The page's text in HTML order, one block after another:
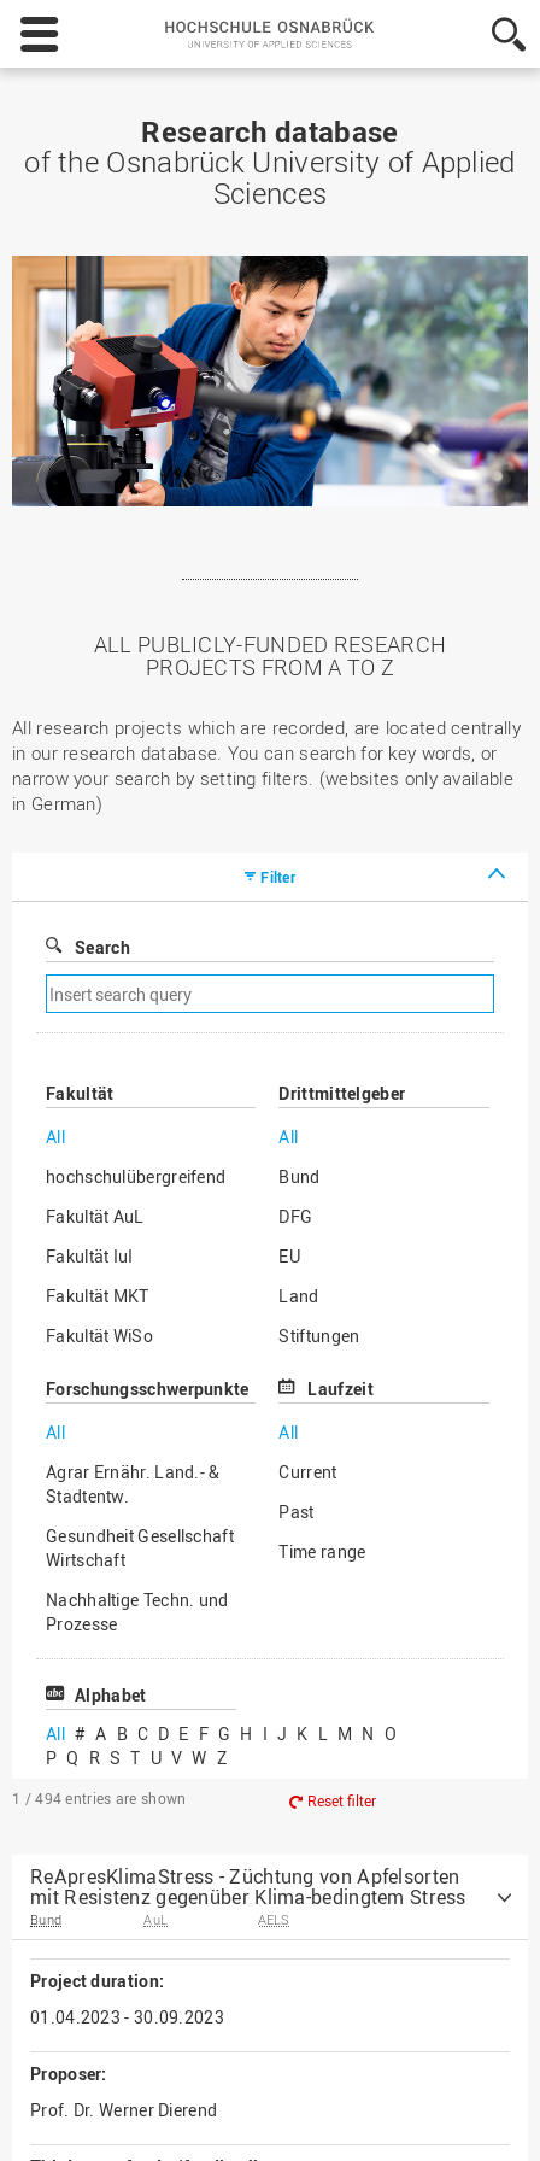
Hochschule
Osnabrück
-
Sciences
Research database
of the Osnabrück University of Applied
Sciences
ALL PUBLICLY-FUNDED RESEARCH
PROJECTS FROM A TO Z
All research projects which are recorded, are located centrally
in our research database. You can search for key words, or
narrow your search by setting filters. (websites only available
in German)
Filter
Search
Remove
search
filter
Fakultät
All
hochschulübergreifend
Fakultät AuL
Fakultät IuI
Fakultät MKT
Fakultät WiSo
Drittmittelgeber
All
Bund
DFG
EU
Land
Stiftungen
Sonstige
Forschungsschwerpunkte
All
Agrar Ernähr. Land.- &
Stadtentw.
Gesundheit Gesellschaft
Wirtschaft
Nachhaltige Techn. und
Prozesse
Vielfältiges Forschen
Laufzeit
All
Current
Past
Time range
Alphabet
All # A B C D E F G H I J K L M N O
P Q R S T U V W Z
1 / 494 entries are shown Reset filter
ReApresKlimaStress - Züchtung von Apfelsorten
mit Resistenz gegenüber Klima-bedingtem Stress
Bund AuL AELS
Project duration:
01.04.2023 - 30.09.2023
Proposer:
Prof. Dr. Werner Dierend